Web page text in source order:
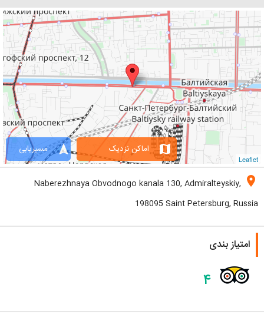
Leaflet
navigation مسیریابی map اماکن نزدیک
location_on
Naberezhnaya Obvodnogo kanala 130, Admiralteyskiy,
198095 Saint Petersburg, Russia
امتیاز بندی
۴